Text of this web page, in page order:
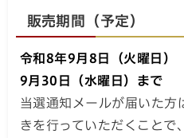
販売期間（予定）
令和8年9月8日（火曜日）
9月30日（水曜日）まで
当選通知メールが届いた方
きを行っていただくことで